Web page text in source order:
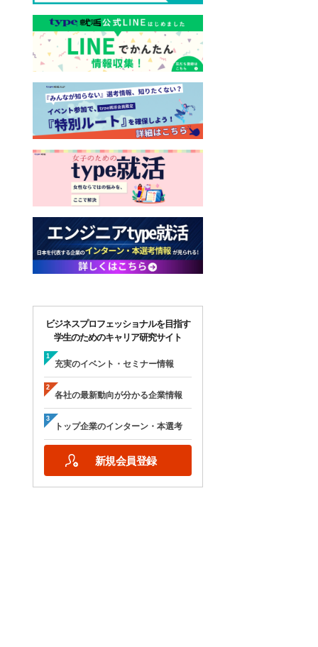
ビジネスプロフェッショナルを目指す
学生のためのキャリア研究サイト
充実のイベント・セミナー情報
各社の最新動向が分かる企業情報
トップ企業のインターン・本選考
新規会員登録